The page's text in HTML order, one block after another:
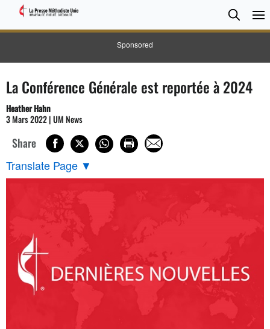
Sponsored
Search
La Conférence Générale est reportée à 2024
Heather Hahn
3 Mars 2022 | UM News
Share
Translate Page ▼